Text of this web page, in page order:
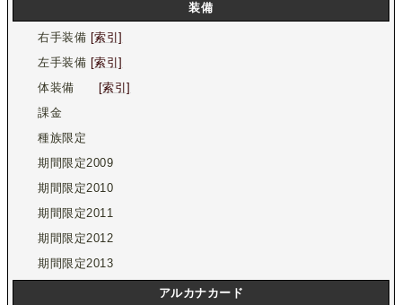
装備
右手装備 [索引]
左手装備 [索引]
体装備
[索引]
課金
種族限定
期間限定2009
期間限定2010
期間限定2011
期間限定2012
期間限定2013
アルカナカード